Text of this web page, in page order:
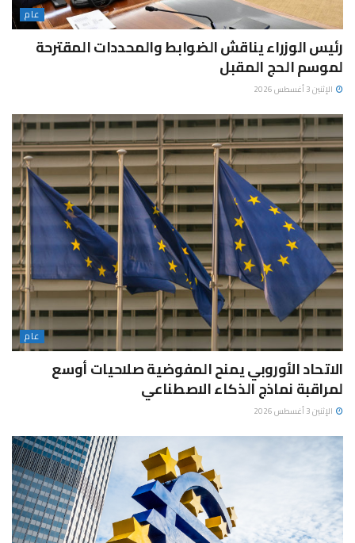
عام
رئيس الوزراء يناقش الضوابط والمحددات المقترحة
لموسم الحج المقبل
الإثنين 3 أغسطس 2026
عام
الاتحاد الأوروبي يمنح المفوضية صلاحيات أوسع
لمراقبة نماذج الذكاء الاصطناعي
الإثنين 3 أغسطس 2026